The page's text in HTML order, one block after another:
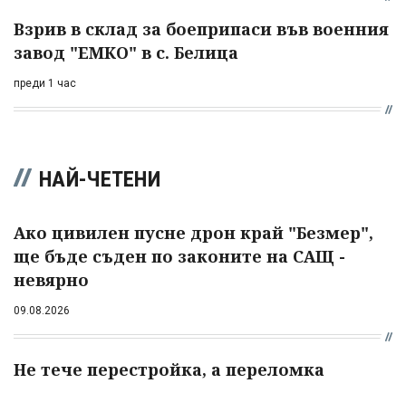
Взрив в склад за боеприпаси във военния
завод "ЕМКО" в с. Белица
преди 1 час
НАЙ-ЧЕТЕНИ
Ако цивилен пусне дрон край "Безмер",
ще бъде съден по законите на САЩ -
невярно
09.08.2026
Не тече перестройка, а переломка